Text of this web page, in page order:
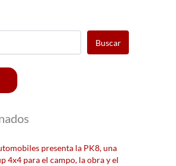
Buscar
presenta la PK8, una
4x4 para el campo, la obra y el